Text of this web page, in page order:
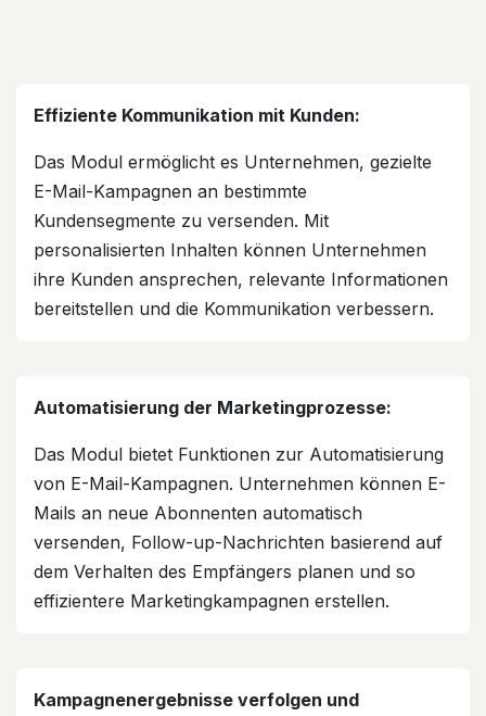
Effiziente Kommunikation mit Kunden:
Das Modul ermöglicht es Unternehmen, gezielte
E-Mail-Kampagnen an bestimmte
Kundensegmente zu versenden. Mit
personalisierten Inhalten können Unternehmen
ihre Kunden ansprechen, relevante Informationen
bereitstellen und die Kommunikation verbessern.
Automatisierung der Marketingprozesse:
Das Modul bietet Funktionen zur Automatisierung
von E-Mail-Kampagnen. Unternehmen können E-
Mails an neue Abonnenten automatisch
versenden, Follow-up-Nachrichten basierend auf
dem Verhalten des Empfängers planen und so
effizientere Marketingkampagnen erstellen.
Kampagnenergebnisse verfolgen und